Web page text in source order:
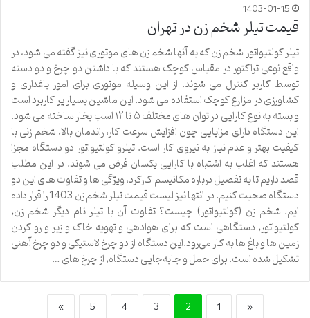
1403-01-15
قیمت تیلر شخم زن در تهران
تیلر کولتیواتور شخم زن که به آنها شخم زن های موتوری نیز گفته می شود، در
واقع نوعی تراکتور در مقیاس کوچک هستند که با داشتن دو چرخ و دو دسته
توسط کاربر کنترل می شوند. از این وسیله موتوری برای امور باغداری و
کشاورزی در مزارع کوچک استفاده می شود. این ماشین بسیار پر کاربرد است
و بسته به نوع کارایی در توان های مختلف ۵ تا ۱۲ اسب بخار ساخته می شود.
این دستگاه دارای مزایایی چون افزایش سرعت کار، راندمان بالا، شخم زنی با
کیفیت بهتر و عدم نیاز به نیروی کار است. تیلرو کولتیواتور دو دستگاه مجزا
هستند که اغلب به اشتباه با کارایی یکسان فرض می شوند. در این مطلب
قصد داریم تا به تفصیل درباره مکانیسم کارکرد، ویژگی ها و تفاوت های این دو
دستگاه صحبت کنیم. در انتها نیز لیست قیمت تیلر شخم زن 1403 را قرار داده
ایم. شخم زن (کولتیواتور) چیست؟ تفاوت آن با تیلر نام دیگر شخم زن,
کولتیواتور, دستگاهی است که برای هوادهی و تهویه خاک و زیر و رو کردن
زمین ها و باغ ها به کار می‌رود.این دستگاه از دو چرخ لاستیکی و دو چرخ آهنی
تشکیل شده است. برای حمل و جابه‌جایی دستگاه, از چرخ های …
«
1
2
3
4
5
»